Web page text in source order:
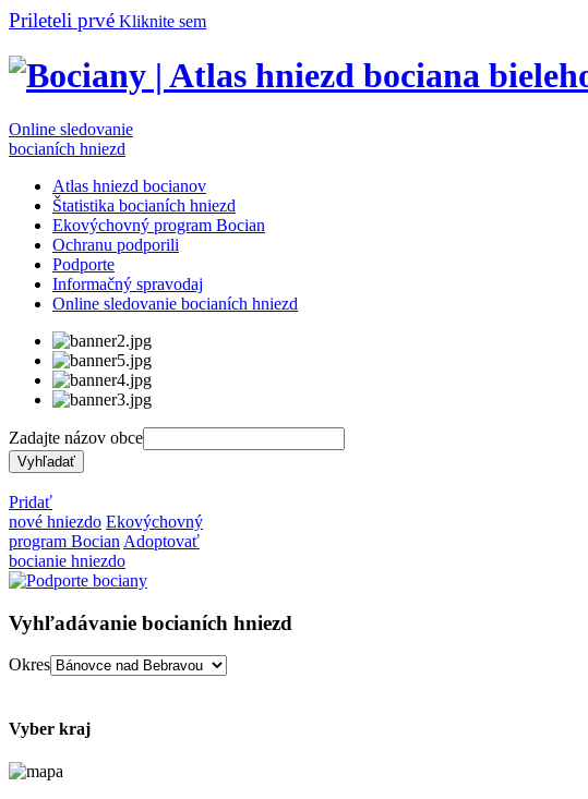
Prileteli prvé Kliknite sem
Online sledovanie
bocianích hniezd
Atlas hniezd bocianov
Štatistika bocianích hniezd
Ekovýchovný program Bocian
Ochranu podporili
Podporte
Informačný spravodaj
Online sledovanie bocianích hniezd
Zadajte názov obce
Pridať
nové hniezdo Ekovýchovný
program Bocian Adoptovať
bocianie hniezdo
Vyhľadávanie bocianích hniezd
Okres
Vyber kraj